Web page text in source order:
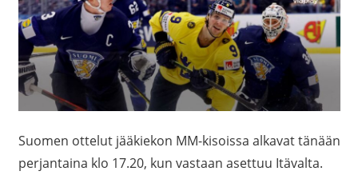
Suomen ottelut jääkiekon MM-kisoissa alkavat tänään
perjantaina klo 17.20, kun vastaan asettuu Itävalta.